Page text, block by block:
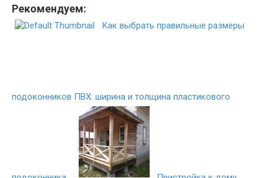
Рекомендуем:
Как выбрать правильные размеры
подоконников ПВХ: ширина и толщина пластикового